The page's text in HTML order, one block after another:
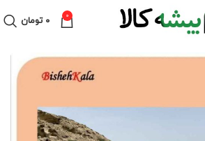
0 ۰ تومان